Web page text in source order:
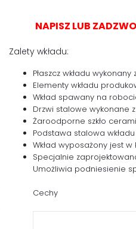
NAPISZ LUB
Zalety wkładu:
Płaszcz wkładu
Elementy wkładu
Wkład spawany na
Drzwi stalowe wykonane
Żaroodporne szkło
Podstawa stalowa
Wkład wyposażony jest
Specjalnie
Umożliwia podniesienie
Cechy